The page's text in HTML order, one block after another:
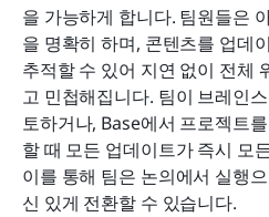
을 가능하게 합니다. 팀원들은
을 명확히 하며, 콘텐츠를 업데
추적할 수 있어 지연 없이 전체
고 민첩해집니다. 팀이 브레인
토하거나, Base에서 프로젝트
할 때 모든 업데이트가 즉시 모
이를 통해 팀은 논의에서 실행
신 있게 전환할 수 있습니다.